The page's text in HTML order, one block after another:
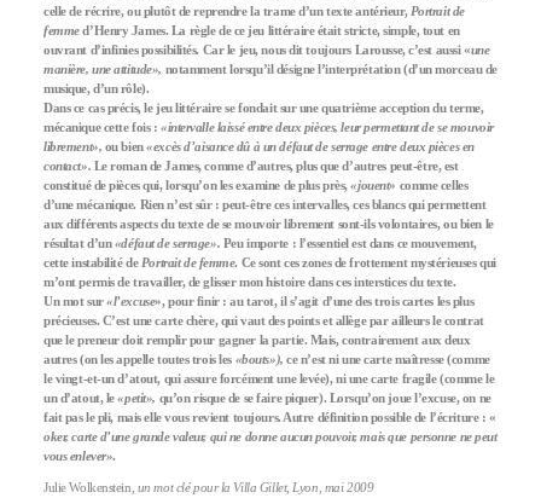
celle de récrire, ou plutôt de reprendre la trame d’un texte antérieur, Portrait de
femmed’Henry James. La règle de ce jeu littéraire était stricte, simple, tout en
ouvrant d’infinies possibilités. Car le jeu, nous dit toujours Larousse, c’est aussi «une
manière, une attitude», notamment lorsqu’il désigne l’interprétation (d’un morceau de
musique, d’un rôle).
Dans ce cas précis, le jeu littéraire se fondait sur une quatrième acception du terme,
mécanique cette fois : «intervalle laissé entre deux pièces, leur permettant de se mouvoir
librement», ou bien«excès d’aisance dû à un défaut de serrage entre deux pièces en
contact». Le roman de James, comme d’autres, plus que d’autres peut-être, est
constitué de pièces qui, lorsqu’on les examine de plus près,«jouent» comme celles
d’une mécanique. Rien n’est sûr : peut-être ces intervalles, ces blancs qui permettent
aux différents aspects du texte de se mouvoir librement sont-ils volontaires, ou bien le
résultat d’un«défaut de serrage». Peu importe : l’essentiel est dans ce mouvement,
cette instabilité de Portrait de femme. Ce sont ces zones de frottement mystérieuses qui
m’ont permis de travailler, de glisser mon histoire dans ces interstices du texte.
Un mot sur«l’excuse», pour finir : au tarot, il s’agit d’une des trois cartes les plus
précieuses. C’est une carte chère, qui vaut des points et allège par ailleurs le contrat
que le preneur doit remplir pour gagner la partie. Mais, contrairement aux deux
autres (on les appelle toutes trois les «bouts»),ce n’est ni une carte maîtresse (comme
le vingt-et-un d’atout, qui assure forcément une levée), ni une carte fragile (comme le
un d’atout, le«petit», qu’on risque de se faire piquer). Lorsqu’on joue l’excuse, on ne
fait pas le pli, mais elle vous revient toujours. Autre définition possible de l’écriture : «
oker, carte d’une grande valeur, qui ne donne aucun pouvoir, mais que personne ne peut
vous enlever».
Julie Wolkenstein, un mot clé pour la Villa Gillet, Lyon, mai 2009